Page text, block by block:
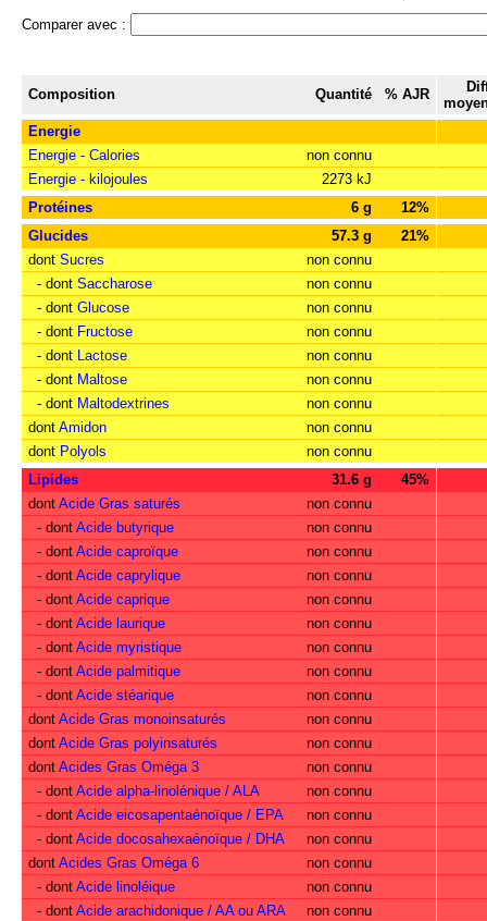
Comparer avec :
Composition Quantité % AJR
Energie
Energie - Calories
non connu
Energie - kilojoules
2273 kJ
Protéines
6 g
12%
Glucides
57.3 g
21%
dont Sucres
non connu
- dont Saccharose
non connu
- dont Glucose
non connu
- dont Fructose
non connu
- dont Lactose
non connu
- dont Maltose
non connu
- dont Maltodextrines
non connu
dont Amidon
non connu
dont Polyols
non connu
Lipides
31.6 g
45%
dont Acide Gras saturés
non connu
- dont Acide butyrique
non connu
- dont Acide caproïque
non connu
- dont Acide caprylique
non connu
- dont Acide caprique
non connu
- dont Acide laurique
non connu
- dont Acide myristique
non connu
- dont Acide palmitique
non connu
- dont Acide stéarique
non connu
dont Acide Gras monoinsaturés
non connu
dont Acide Gras polyinsaturés
non connu
dont Acides Gras Oméga 3
non connu
- dont Acide alpha-linolénique / ALA
non connu
- dont Acide eicosapentaénoïque / EPA
non connu
- dont Acide docosahexaénoïque / DHA
non connu
dont Acides Gras Oméga 6
non connu
- dont Acide linoléique
non connu
- dont Acide arachidonique / AA ou ARA
non connu